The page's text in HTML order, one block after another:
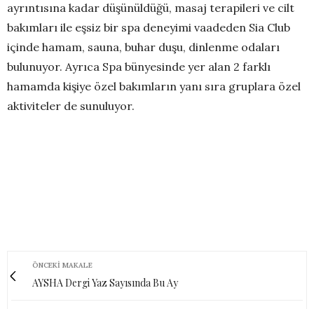
ayrıntısına kadar düşünüldüğü, masaj terapileri ve cilt
bakımları ile eşsiz bir spa deneyimi vaadeden Sia Club
içinde hamam, sauna, buhar duşu, dinlenme odaları
bulunuyor. Ayrıca Spa bünyesinde yer alan 2 farklı
hamamda kişiye özel bakımların yanı sıra gruplara özel
aktiviteler de sunuluyor.
ÖNCEKI MAKALE
AYSHA Dergi Yaz Sayısında Bu Ay